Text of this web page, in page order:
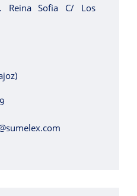
Reina Sofia C/ Los